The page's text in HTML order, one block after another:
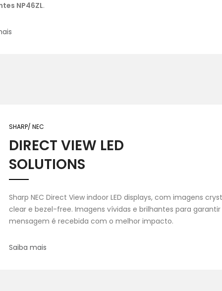
NP46ZL.
SHARP/ NEC
DIRECT VIEW LED
SOLUTIONS
Sharp NEC Direct View indoor LED displays, com imagens
clear e bezel-free. Imagens vívidas e brilhantes para
mensagem é recebida com o melhor impacto.
Saiba mais